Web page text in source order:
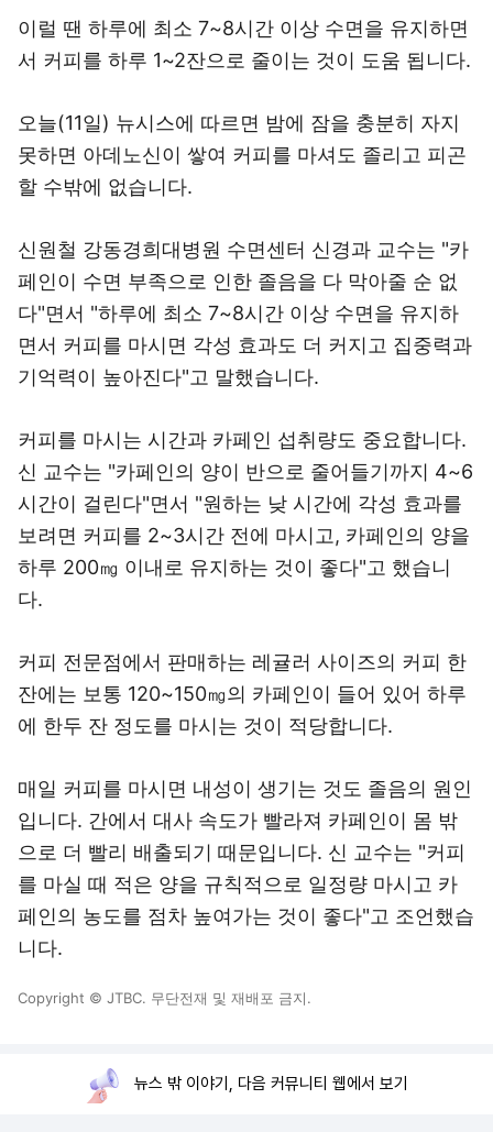
이럴 땐 하루에 최소 7~8시간 이상 수면을 유지하면
서 커피를 하루 1~2잔으로 줄이는 것이 도움 됩니다.
오늘(11일) 뉴시스에 따르면 밤에 잠을 충분히 자지
못하면 아데노신이 쌓여 커피를 마셔도 졸리고 피곤
할 수밖에 없습니다.
신원철 강동경희대병원 수면센터 신경과 교수는 "카
페인이 수면 부족으로 인한 졸음을 다 막아줄 순 없
다"면서 "하루에 최소 7~8시간 이상 수면을 유지하
면서 커피를 마시면 각성 효과도 더 커지고 집중력과
기억력이 높아진다"고 말했습니다.
커피를 마시는 시간과 카페인 섭취량도 중요합니다.
신 교수는 "카페인의 양이 반으로 줄어들기까지 4~6
시간이 걸린다"면서 "원하는 낮 시간에 각성 효과를
보려면 커피를 2~3시간 전에 마시고, 카페인의 양을
하루 200㎎ 이내로 유지하는 것이 좋다"고 했습니
다.
커피 전문점에서 판매하는 레귤러 사이즈의 커피 한
잔에는 보통 120~150㎎의 카페인이 들어 있어 하루
에 한두 잔 정도를 마시는 것이 적당합니다.
매일 커피를 마시면 내성이 생기는 것도 졸음의 원인
입니다. 간에서 대사 속도가 빨라져 카페인이 몸 밖
으로 더 빨리 배출되기 때문입니다. 신 교수는 "커피
를 마실 때 적은 양을 규칙적으로 일정량 마시고 카
페인의 농도를 점차 높여가는 것이 좋다"고 조언했습
니다.
Copyright © JTBC. 무단전재 및 재배포 금지.
뉴스 밖 이야기, 다음 커뮤니티 웹에서 보기